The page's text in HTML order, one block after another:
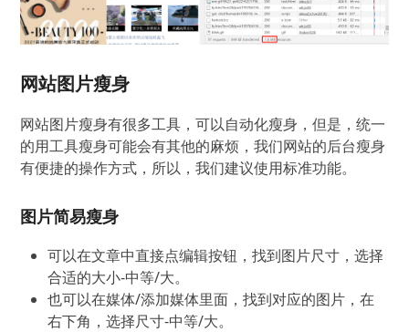
网站图片瘦身
网站图片瘦身有很多工具，可以自动化瘦身，但是，统一
的用工具瘦身可能会有其他的麻烦，我们网站的后台瘦身
有便捷的操作方式，所以，我们建议使用标准功能。
图片简易瘦身
可以在文章中直接点编辑按钮，找到图片尺寸，选择
合适的大小-中等/大。
也可以在媒体/添加媒体里面，找到对应的图片，在
右下角，选择尺寸-中等/大。